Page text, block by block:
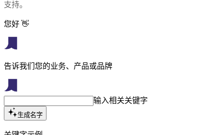
支持。
您好 👋
告诉我们您的业务、产品或品牌
输入相关关键字
生成名字